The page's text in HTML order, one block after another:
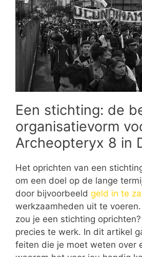
Een stichting: de
organisatievorm
Archeopteryx 8 in
Het oprichten van een
om een doel op de lange
door bijvoorbeeld geld in te
werkzaamheden uit te
zou je een stichting
precies te werk. In dit artikel
feiten die je moet weten over